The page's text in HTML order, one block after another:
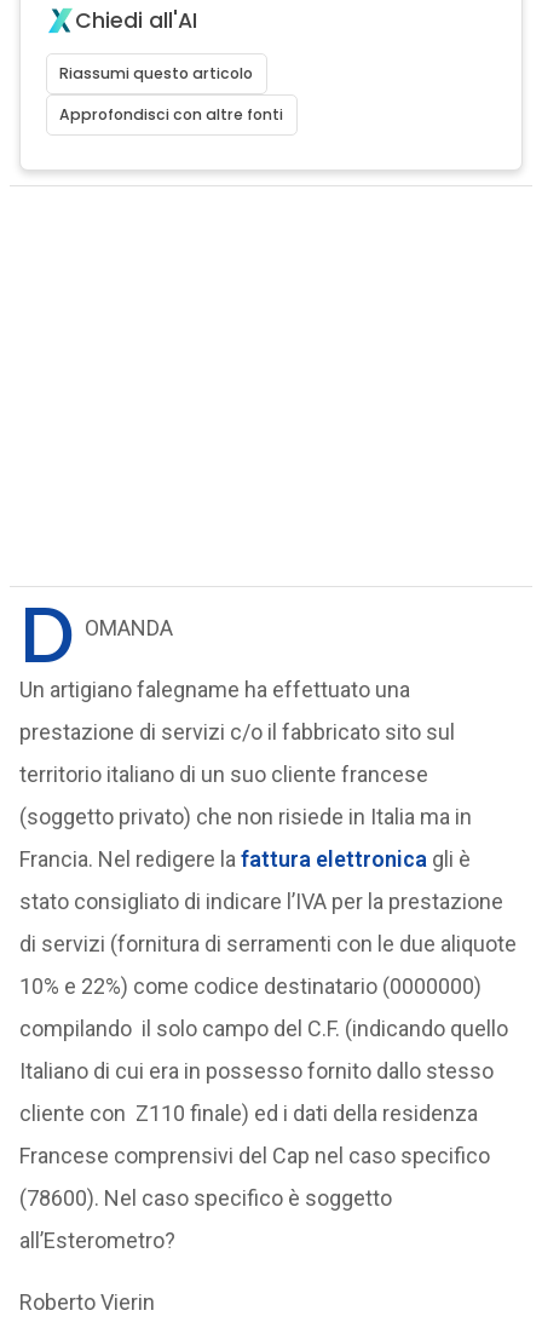
Chiedi all'AI
Riassumi questo articolo
Approfondisci con altre fonti
D OMANDA
Un artigiano falegname ha effettuato una
prestazione di servizi c/o il fabbricato sito sul
territorio italiano di un suo cliente francese
(soggetto privato) che non risiede in Italia ma in
Francia. Nel redigere la fattura elettronica gli è
stato consigliato di indicare l’IVA per la prestazione
di servizi (fornitura di serramenti con le due aliquote
10% e 22%) come codice destinatario (0000000)
compilando il solo campo del C.F. (indicando quello
Italiano di cui era in possesso fornito dallo stesso
cliente con Z110 finale) ed i dati della residenza
Francese comprensivi del Cap nel caso specifico
(78600). Nel caso specifico è soggetto
all’Esterometro?
Roberto Vierin